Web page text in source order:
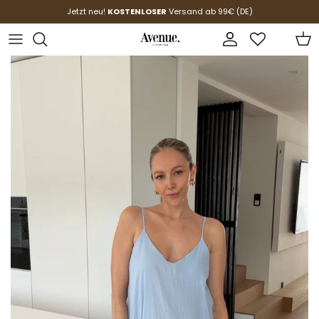
Direkt zum InhaltJetzt neu! KOSTENLOSER Versand ab 99€ (DE)
Konto